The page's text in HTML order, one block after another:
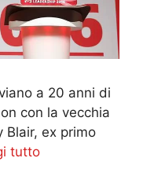
a 20 anni di
con la vecchia
Blair, ex primo
tutto